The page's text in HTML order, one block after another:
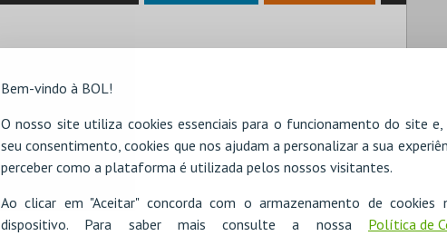
Bem-vindo à BOL!
O nosso site utiliza cookies essenciais para o funcionamento do site
seu consentimento, cookies que nos ajudam a personalizar a sua
perceber como a plataforma é utilizada pelos nossos visitantes.
Ao clicar em "Aceitar" concorda com o armazenamento de cookies
dispositivo. Para saber mais consulte a nossa Política de